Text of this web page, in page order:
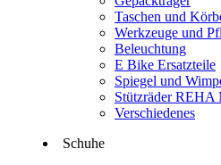
Taschen und
Werkzeuge und
Beleuchtung
E Bike Ersatzteile
Spiegel und
Stützräder REHA
Verschiedenes
Schuhe